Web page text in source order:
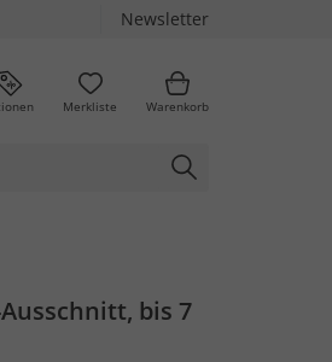
Newsletter
Merkliste Warenkorb
bis 7